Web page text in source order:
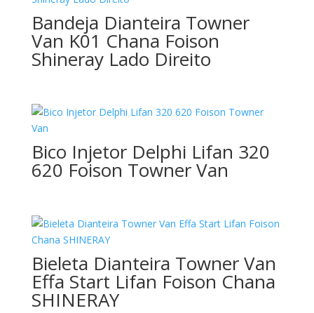
Bandeja Dianteira Towner
Van K01 Chana Foison
Shineray Lado Direito
Bico Injetor Delphi Lifan 320
620 Foison Towner Van
Bieleta Dianteira Towner Van
Effa Start Lifan Foison Chana
SHINERAY